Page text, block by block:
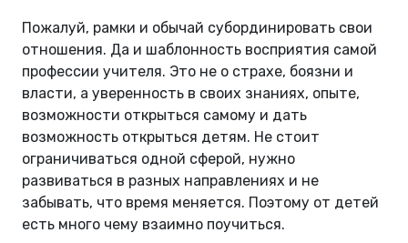
Пожалуй, рамки и обычай субординировать свои
отношения. Да и шаблонность восприятия самой
профессии учителя. Это не о страхе, боязни и
власти, а уверенность в своих знаниях, опыте,
возможности открыться самому и дать
возможность открыться детям. Не стоит
ограничиваться одной сферой, нужно
развиваться в разных направлениях и не
забывать, что время меняется. Поэтому от детей
есть много чему взаимно поучиться.